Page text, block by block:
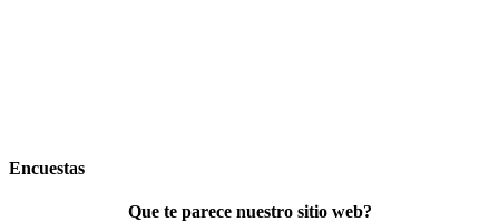
Encuestas
Que te parece nuestro sitio web?